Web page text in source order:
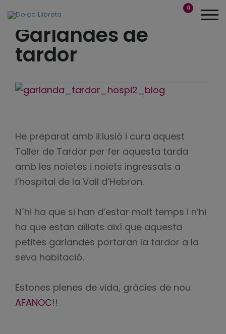
0
Garlandes de
tardor
He preparat amb il:lusió i cura aquest
Taller de Tardor per fer aquesta tarda
amb les noietes i noiets ingressats a
l’hospital de la Vall d’Hebron.
N´hi ha que si han d’estar molt temps i n’hi
ha que estan aïllats així que aquesta
petites garlandes portaran la tardor a la
seva habitació.
Estones plenes de vida, gràcies de nou
AFANOC!!